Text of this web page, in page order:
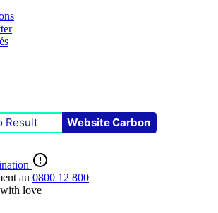
Result Website Carbon
au 0800 12 800
love